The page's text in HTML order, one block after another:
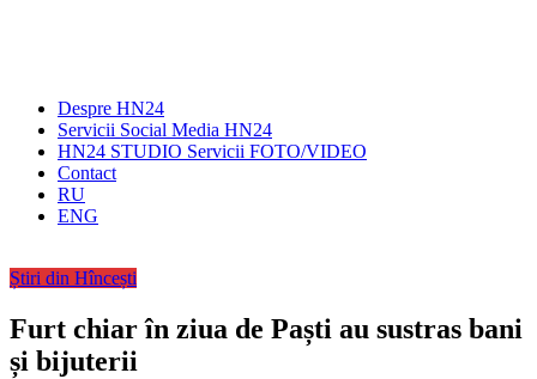
Despre HN24
Servicii Social Media HN24
HN24 STUDIO Servicii FOTO/VIDEO
Contact
RU
ENG
Știri din Hîncești
Furt chiar în ziua de Paști au sustras bani
și bijuterii